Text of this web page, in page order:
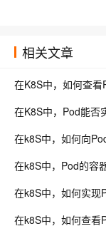
相关文章
在K8S中，如何查看
在k8S中，如何向
在k8S中，Pod的容
在k8S中，如何实现
在k8S中，如何查看